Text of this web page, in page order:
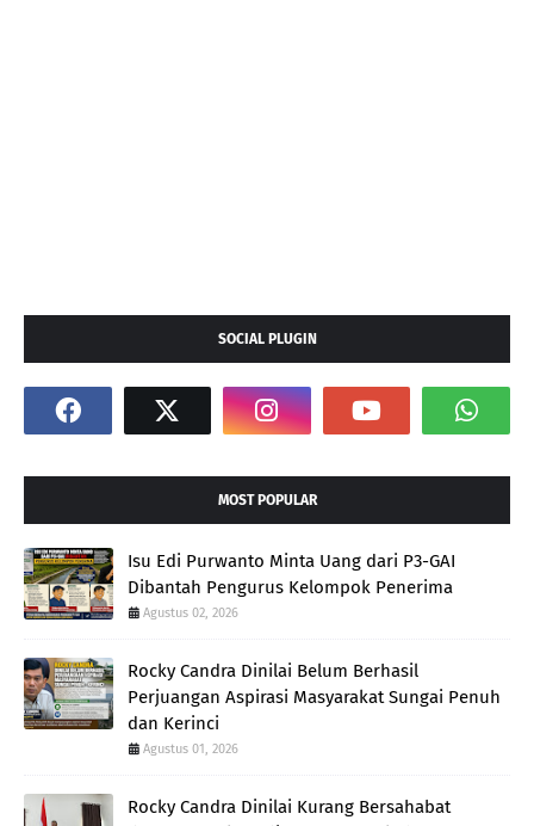
SOCIAL PLUGIN
MOST POPULAR
Isu Edi Purwanto Minta Uang dari P3-GAI
Dibantah Pengurus Kelompok Penerima
Agustus 02, 2026
Rocky Candra Dinilai Belum Berhasil
Perjuangan Aspirasi Masyarakat Sungai Penuh
dan Kerinci
Agustus 01, 2026
Rocky Candra Dinilai Kurang Bersahabat